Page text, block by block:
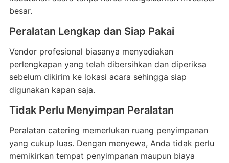
besar.
Peralatan Lengkap dan Siap Pakai
Vendor profesional biasanya menyediakan
perlengkapan yang telah dibersihkan dan diperiksa
sebelum dikirim ke lokasi acara sehingga siap
digunakan kapan saja.
Tidak Perlu Menyimpan Peralatan
Peralatan catering memerlukan ruang penyimpanan
yang cukup luas. Dengan menyewa, Anda tidak perlu
memikirkan tempat penyimpanan maupun biaya